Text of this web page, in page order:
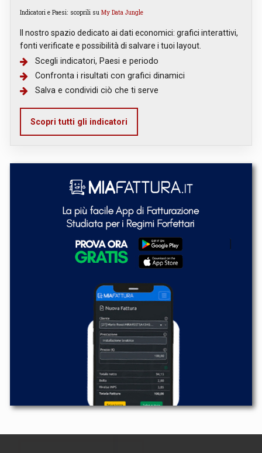
Indicatori e Paesi: scoprili su My Data Jungle
Il nostro spazio dedicato ai dati economici: grafici interattivi,
fonti verificate e possibilità di salvare i tuoi layout.
Scegli indicatori, Paesi e periodo
Confronta i risultati con grafici dinamici
Salva e condividi ciò che ti serve
Scopri tutti gli indicatori